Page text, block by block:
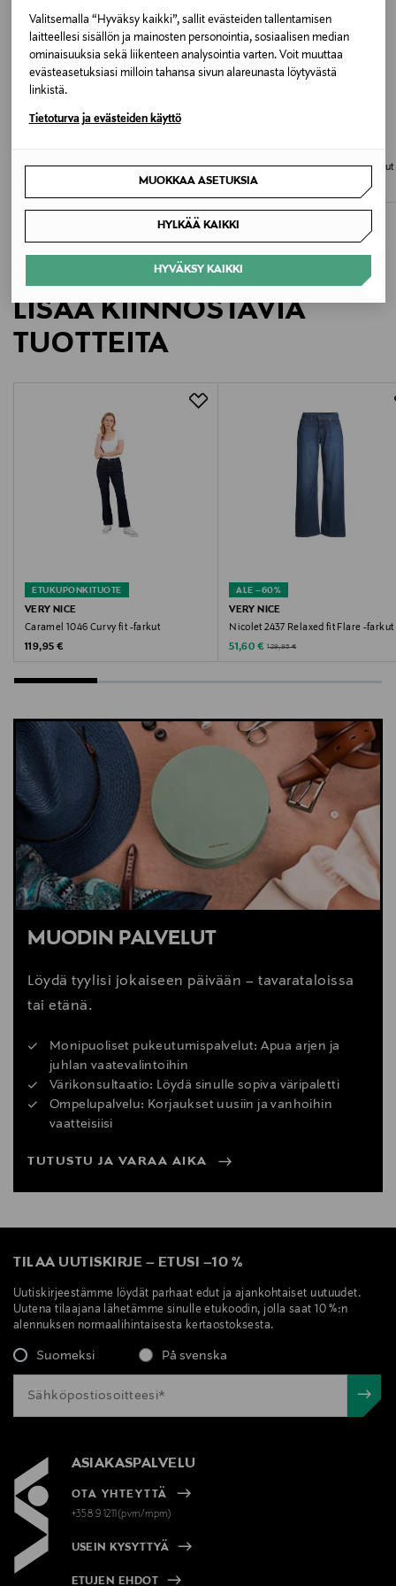
Valitsemalla “Hyväksy kaikki”, sallit evästeiden tallentamisen
laitteellesi sisällön ja mainosten personointia, sosiaalisen median
ominaisuuksia sekä liikenteen analysointia varten. Voit muuttaa
evästeasetuksiasi milloin tahansa sivun alareunasta löytyvästä
linkistä.
Tietoturva ja evästeiden käyttö
MUOKKAA ASETUKSIA
HYLKÄÄ KAIKKI
HYVÄKSY KAIKKI
65 BLUE
Valmistusmaa
Viro
Masi Jeans Oy
asiakaspalvelu@verynice.fi
straight fit, high rise, straight leg
Samarianne-farkut
Nicolet 2437 Relaxed fit Flare -farkut
Discounted Price
51,60 €
LISÄÄ KIINNOSTAVIA
TUOTTEITA
ETUKUPONKITUOTE
VERY NICE
Caramel 1046 Curvy fit -farkut
Original Price
119,95 €
ALE –60%
VERY NICE
Nicolet 2437 Relaxed fit Flare -farkut
Discounted Price
51,60 € Original Price
129,95 €
MUODIN PALVELUT
Löydä tyylisi jokaiseen päivään – tavarataloissa
tai etänä.
Monipuoliset pukeutumispalvelut: Apua arjen ja
juhlan vaatevalintoihin
Värikonsultaatio: Löydä sinulle sopiva väripaletti
Ompelupalvelu: Korjaukset uusiin ja vanhoihin
vaatteisiisi
TUTUSTU JA VARAA AIKA
TILAA UUTISKIRJE – ETUSI –10 %
Uutiskirjeestämme löydät parhaat edut ja ajankohtaiset uutuudet.
Uutena tilaajana lähetämme sinulle etukoodin, jolla saat 10 %:n
alennuksen normaalihintaisesta kertaostoksesta.
Suomeksi På svenska
ASIAKASPALVELU
OTA YHTEYTTÄ
+358 9 1211(pvm/mpm)
USEIN KYSYTTYÄ
ETUJEN EHDOT